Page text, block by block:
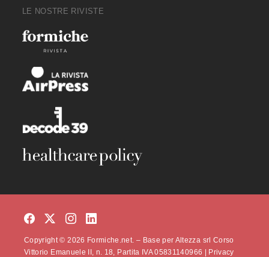
LE NOSTRE RIVISTE
Copyright © 2026 Formiche.net. – Base per Altezza srl Corso
Vittorio Emanuele II, n. 18, Partita IVA 05831140966 | Privacy